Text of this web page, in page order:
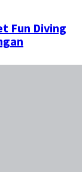
Fun Diving